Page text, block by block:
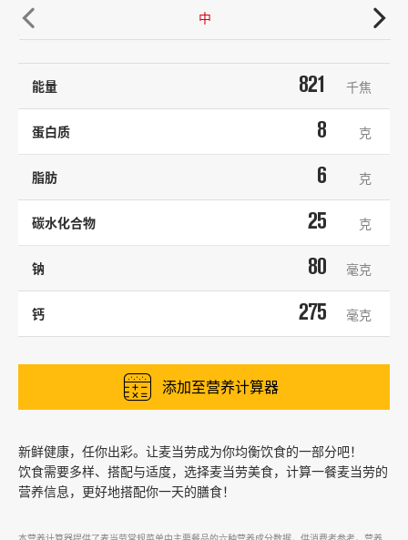
中
 
能量 821 千焦
蛋白质 8 克
脂肪 6 克
碳水化合物 25 克
钠 80 毫克
钙 275 毫克
添加至营养计算器
新鲜健康，任你出彩。让麦当劳成为你均衡饮食的一部分吧！
饮食需要多样、搭配与适度，选择麦当劳美食，计算一餐麦当劳的
营养信息，更好地搭配你一天的膳食！